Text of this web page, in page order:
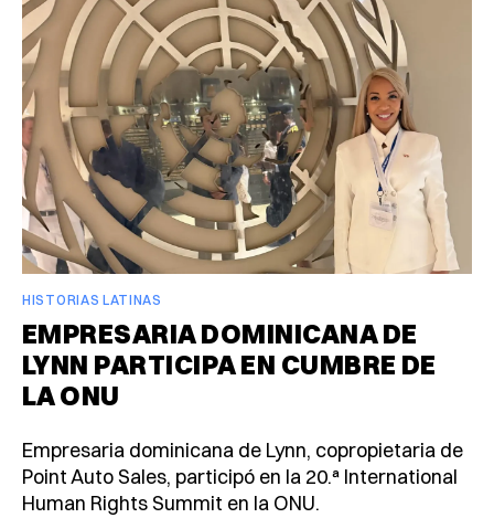
HISTORIAS LATINAS
EMPRESARIA DOMINICANA DE
LYNN PARTICIPA EN CUMBRE DE
LA ONU
Empresaria dominicana de Lynn, copropietaria de
Point Auto Sales, participó en la 20.ª International
Human Rights Summit en la ONU.